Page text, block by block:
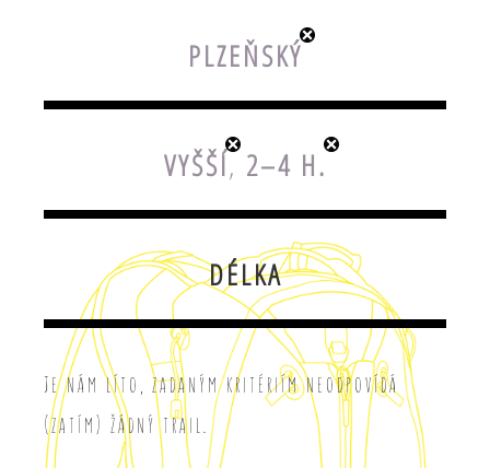
PLZEŇSKÝ
VYŠŠÍ, 2–4 H.
DÉLKA
Je nám líto, zadaným kritériím neodpovídá
(zatím) žádný trail.